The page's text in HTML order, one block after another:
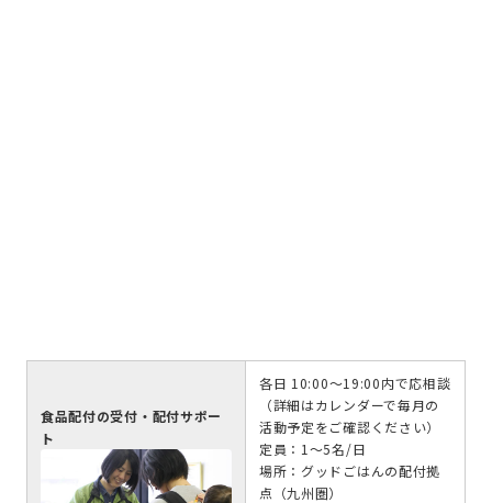
食品配付の受付・配付サポー
ト
各日 10:00～19:00内で応相談
（詳細はカレンダーで毎月の
活動予定をご確認ください）
定員：1～5名/日
場所：グッドごはんの配付拠
点（九州圏）